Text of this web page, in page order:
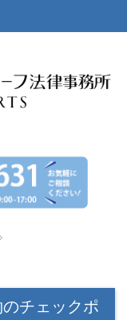
チェックポ